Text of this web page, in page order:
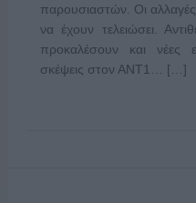
παρουσιαστών. Οι αλλαγές
να έχουν τελειώσει.
προκαλέσουν και νέες
σκέψεις στον ΑΝΤ1… […]